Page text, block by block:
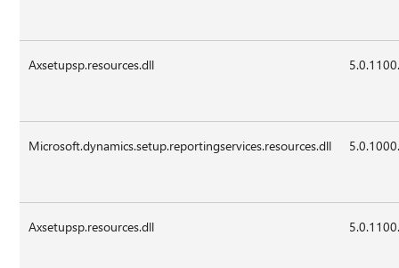
Axsetupsp.resources.dll
Microsoft.dynamics.setup.reportingservices.resources.dll
Axsetupsp.resources.dll